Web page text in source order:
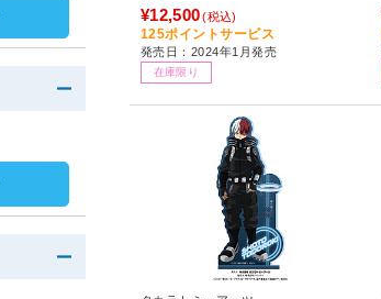
¥12,500(税込)
125ポイントサービス
発売日：2024年1月発売
在庫限り